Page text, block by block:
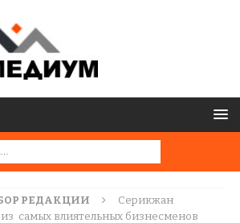
РЕДАКЦИИ
Серикжан
самых влиятельных бизнесменов